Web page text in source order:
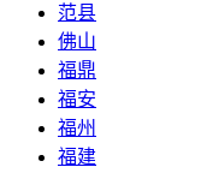
范县
佛山
福鼎
福安
福州
福建